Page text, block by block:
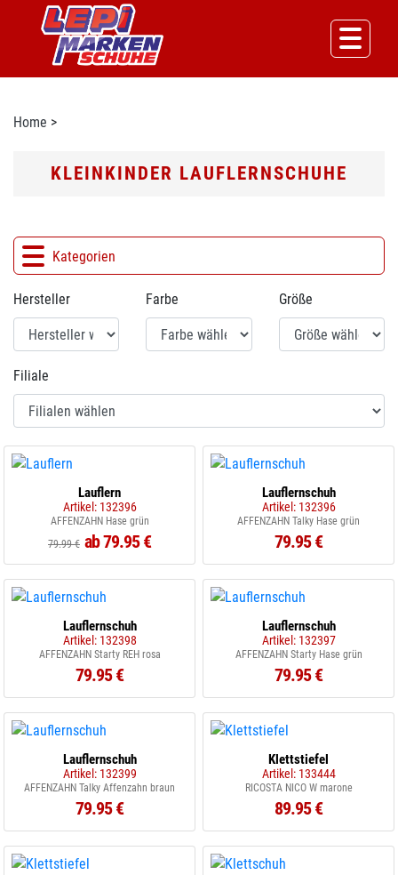
Home >
KLEINKINDER LAUFLERNSCHUHE
Kategorien
Hersteller Farbe Größe
Filiale
Lauflern
Artikel: 132396
AFFENZAHN Hase grün
79.99 € ab 79.95 €
Lauflernschuh
Artikel: 132396
AFFENZAHN Talky Hase grün
79.95 €
Lauflernschuh
Artikel: 132398
AFFENZAHN Starty REH rosa
79.95 €
Lauflernschuh
Artikel: 132397
AFFENZAHN Starty Hase grün
79.95 €
Lauflernschuh
Artikel: 132399
AFFENZAHN Talky Affenzahn braun
79.95 €
Klettstiefel
Artikel: 133444
RICOSTA NICO W marone
89.95 €